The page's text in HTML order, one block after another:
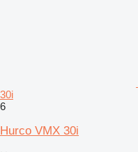
30i
6
Hurco VMX 30i